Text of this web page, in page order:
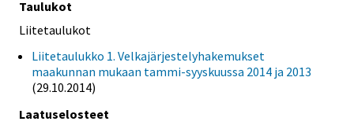
Taulukot
Liitetaulukot
Liitetaulukko 1. Velkajärjestelyhakemukset
maakunnan mukaan tammi-syyskuussa 2014 ja 2013
(29.10.2014)
Laatuselosteet